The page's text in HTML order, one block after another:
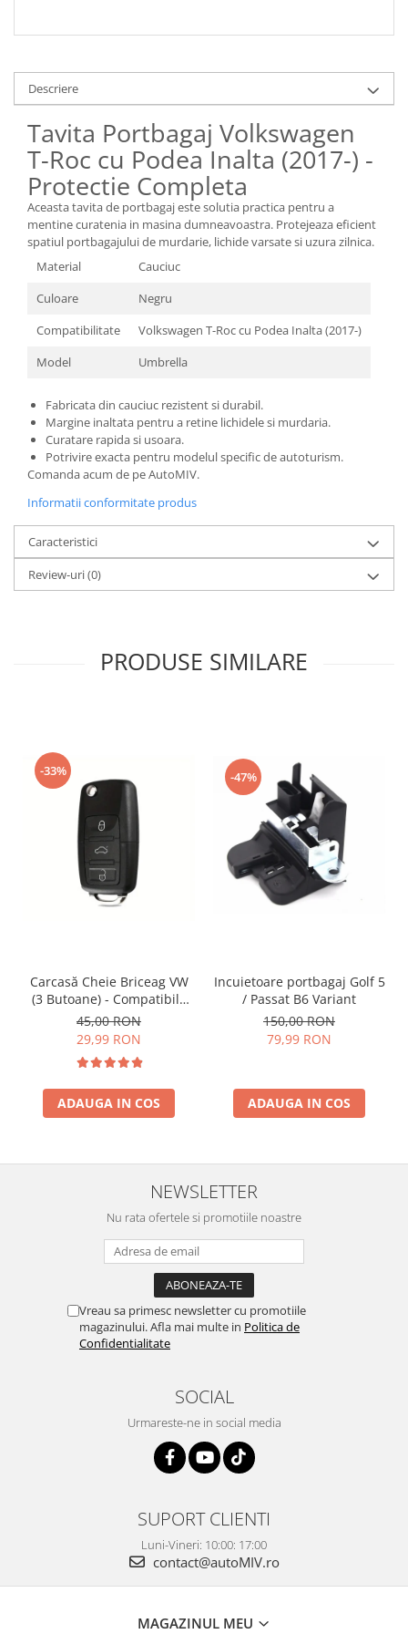
Lubrifianti si Spray-uri de Curatare
Curatare si Detailing Interior
Vopsitorie, Chituri si Adezivi
Curatare si Detailing Exterior
Articole Auto Sezoniere
Produse de Iarna
Cabluri Pornire
Descriere
Tavita Portbagaj Volkswagen
T-Roc cu Podea Inalta (2017-) -
Protectie Completa
Aceasta tavita de portbagaj este solutia practica pentru a
mentine curatenia in masina dumneavoastra. Protejeaza eficient
spatiul portbagajului de murdarie, lichide varsate si uzura zilnica.
Material
Cauciuc
Culoare
Negru
Compatibilitate
Volkswagen T-Roc cu Podea Inalta (2017-)
Model
Umbrella
Fabricata din cauciuc rezistent si durabil.
Margine inaltata pentru a retine lichidele si murdaria.
Curatare rapida si usoara.
Potrivire exacta pentru modelul specific de autoturism.
Comanda acum de pe AutoMIV.
Informatii conformitate produs
Caracteristici
Review-uri(0)
PRODUSE SIMILARE
-33%
Carcasă Cheie Briceag VW
(3 Butoane) - Compatibilă
Golf 5, Jetta, Touran etc
45,00 RON
29,99 RON
ADAUGA IN COS
-47%
Incuietoare portbagaj Golf 5
/ Passat B6 Variant
150,00 RON
79,99 RON
ADAUGA IN COS
NEWSLETTER
Nu rata ofertele si promotiile noastre
Vreau sa primesc newsletter cu promotiile
magazinului. Afla mai multe in Politica de
Confidentialitate
SOCIAL
Urmareste-ne in social media
SUPORT CLIENTI
Luni-Vineri: 10:00: 17:00
contact@autoMIV.ro
MAGAZINUL MEU